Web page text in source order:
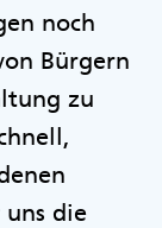
noch
Bürgern
zu
die